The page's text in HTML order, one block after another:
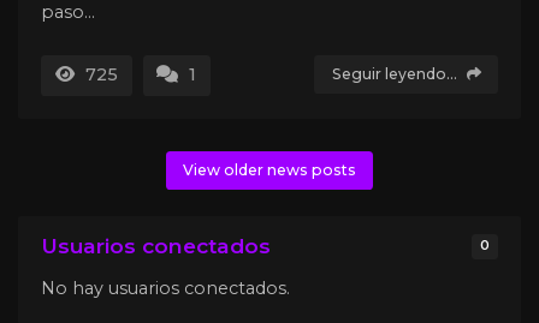
paso...
725 1 Seguir leyendo...
View older news posts
Usuarios conectados 0
No hay usuarios conectados.